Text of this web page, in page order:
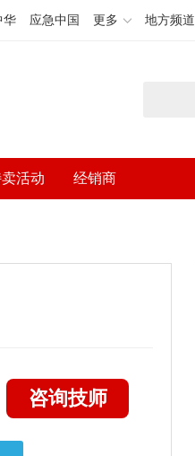
华 应急中国 更多 地方频道
活动 经销商
咨询技师